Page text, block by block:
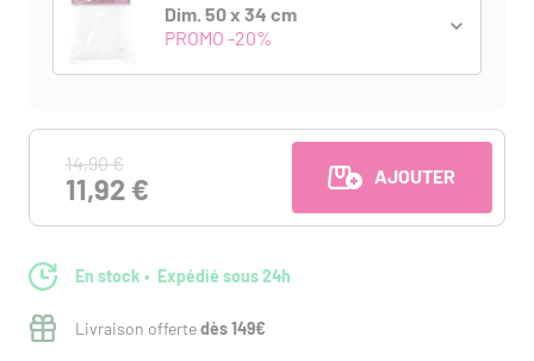
Dim. 50 x 34 cm
PROMO -20%
14,90 €
11,92 € AJOUTER AU
En stock Expédié sous 24h
Livraison offertedès 149€